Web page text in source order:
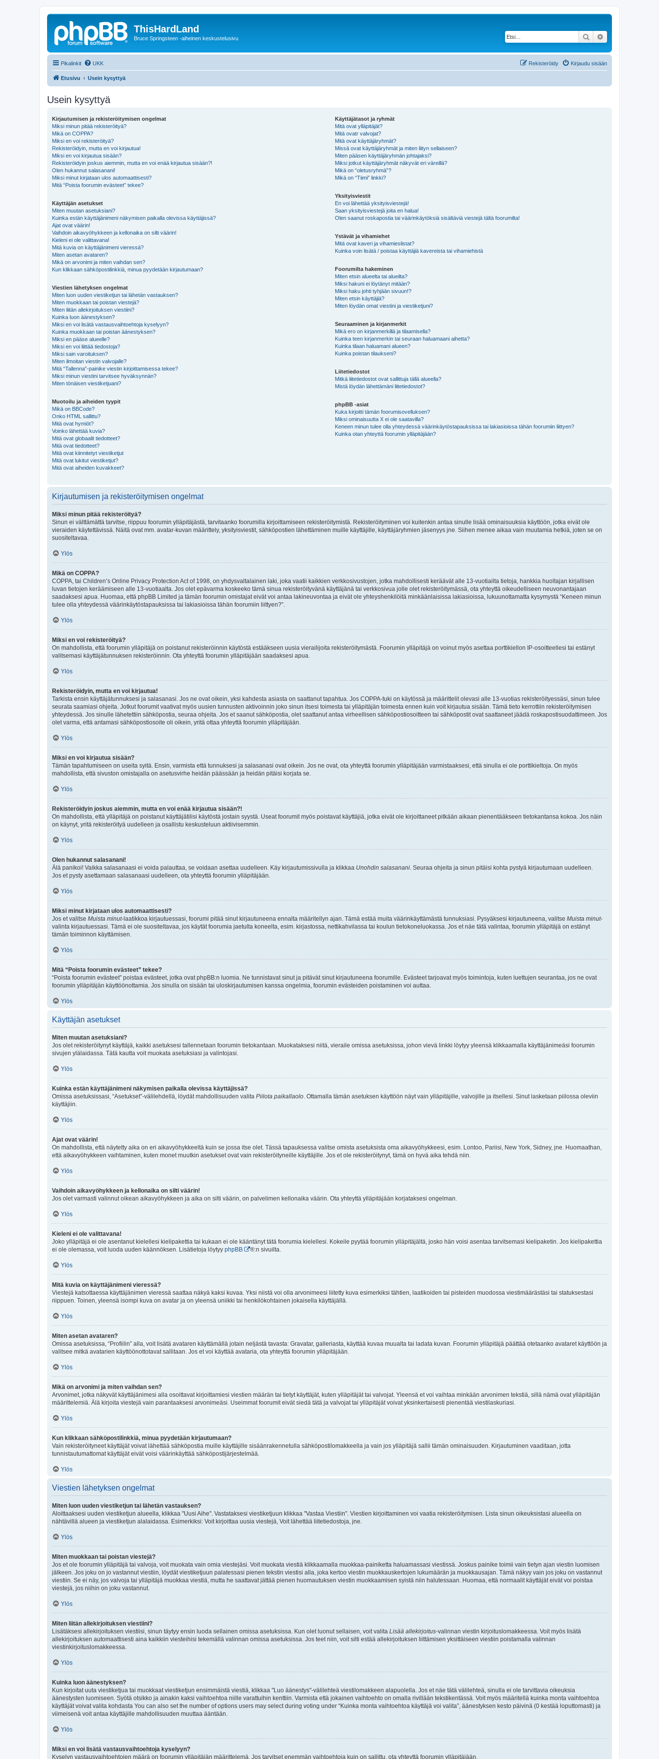
ThisHardLand
Bruce Springsteen -aiheinen keskustelusivu Etsi
Pikalinkit UKK Kirjaudu sisään
Rekisteröidy
Etusivu Usein kysyttyä
Usein kysyttyä
Kirjautumisen ja rekisteröitymisen ongelmat
Miksi minun pitää rekisteröityä?
Mikä on COPPA?
Miksi en voi rekisteröityä?
Rekisteröidyin, mutta en voi kirjautua!
Miksi en voi kirjautua sisään?
Rekisteröidyin joskus aiemmin, mutta en voi enää kirjautua sisään?!
Olen hukannut salasanani!
Miksi minut kirjataan ulos automaattisesti?
Mitä “Poista foorumin evästeet” tekee?
Käyttäjän asetukset
Miten muutan asetuksiani?
Kuinka estän käyttäjänimeni näkymisen paikalla olevissa käyttäjissä?
Ajat ovat väärin!
Vaihdoin aikavyöhykkeen ja kellonaika on silti väärin!
Kieleni ei ole valittavana!
Mitä kuvia on käyttäjänimeni vieressä?
Miten asetan avataren?
Mikä on arvonimi ja miten vaihdan sen?
Kun klikkaan sähköpostilinkkiä, minua pyydetään kirjautumaan?
Viestien lähetyksen ongelmat
Miten luon uuden viestiketjun tai lähetän vastauksen?
Miten muokkaan tai poistan viestejä?
Miten liitän allekirjoituksen viestiini?
Kuinka luon äänestyksen?
Miksi en voi lisätä vastausvaihtoehtoja kyselyyn?
Kuinka muokkaan tai poistan äänestyksen?
Miksi en pääse alueelle?
Miksi en voi liittää tiedostoja?
Miksi sain varoituksen?
Miten ilmoitan viestin valvojalle?
Mitä “Tallenna”-painike viestin kirjoittamisessa tekee?
Miksi minun viestini tarvitsee hyväksynnän?
Miten tönäisen viestiketjuani?
Muotoilu ja aiheiden tyypit
Mikä on BBCode?
Onko HTML sallittu?
Mitä ovat hymiöt?
Voinko lähettää kuvia?
Mitä ovat globaalit tiedotteet?
Mitä ovat tiedotteet?
Mitä ovat kiinnitetyt viestiketjut
Mitä ovat lukitut viestiketjut?
Mitä ovat aiheiden kuvakkeet?
Käyttäjätasot ja ryhmät
Mitä ovat ylläpitäjät?
Mitä ovatr valvojat?
Mitä ovat käyttäjäryhmät?
Missä ovat käyttäjäryhmät ja miten liityn sellaiseen?
Miten pääsen käyttäjäryhmän johtajaksi?
Miksi jotkut käyttäjäryhmät näkyvät eri väreillä?
Mikä on “oletusryhmä”?
Mikä on “Tiimi” linkki?
Yksityisviestit
En voi lähettää yksityisviestejä!
Saan yksityisviestejä joita en halua!
Olen saanut roskapostia tai väärinkäytöksiä sisältäviä viestejä tältä foorumilta!
Ystävät ja vihamiehet
Mitä ovat kaveri ja vihamieslistat?
Kuinka voin lisätä / poistaa käyttäjiä kavereista tai vihamiehistä
Foorumilta hakeminen
Miten etsin alueelta tai alueilta?
Miksi hakuni ei löytänyt mitään?
Miksi haku johti tyhjään sivuun!?
Miten etsin käyttäjiä?
Miten löydän omat viestini ja viestiketjuni?
Seuraaminen ja kirjanmerkit
Mikä ero on kirjanmerkillä ja tilaamisella?
Kuinka teen kirjanmerkin tai seuraan haluamaani aihetta?
Kuinka tilaan haluamani alueen?
Kuinka poistan tilaukseni?
Liitetiedostot
Mitkä liitetiedostot ovat sallittuja tällä alueella?
Mistä löydän lähettämäni liitetiedostot?
phpBB -asiat
Kuka kirjoitti tämän foorumisovelluksen?
Miksi ominaisuutta X ei ole saatavilla?
Keneen minun tulee olla yhteydessä väärinkäytöstapauksissa tai lakiasioissa tähän foorumiin liittyen?
Kuinka otan yhteyttä foorumin ylläpitäjään?
Kirjautumisen ja rekisteröitymisen ongelmat
Miksi minun pitää rekisteröityä?
Sinun ei välttämättä tarvitse, riippuu foorumin ylläpitäjästä, tarvitaanko foorumilla kirjoittamiseen rekisteröitymistä. Rekisteröityminen voi kuitenkin antaa sinulle lisää ominaisuuksia käyttöön, jotka eivät ole
vieraiden käytettävissä. Näitä ovat mm. avatar-kuvan määrittely, yksityisviestit, sähköpostien lähettäminen muille käyttäjille, käyttäjäryhmien jäsenyys jne. Siihen menee aikaa vain muutamia hetkiä, joten se on
suositeltavaa.
Ylös
Mikä on COPPA?
COPPA, tai Children’s Online Privacy Protection Act of 1998, on yhdysvaltalainen laki, joka vaatii kaikkien verkkosivustojen, jotka mahdollisesti keräävät alle 13-vuotiailta tietoja, hankkia huoltajan kirjallisen
luvan tietojen keräämiseen alle 13-vuotiaalta. Jos olet epävarma koskeeko tämä sinua rekisteröityvänä käyttäjänä tai verkkosivua jolle olet rekisteröitymässä, ota yhteyttä oikeudelliseen neuvonantajaan
saadaksesi apua. Huomaa, että phpBB Limited ja tämän foorumin omistajat eivät voi antaa lakineuvontaa ja eivät ole yhteyshenkilöitä minkäänlaisissa lakiasioissa, lukuunottamatta kysymystä “Keneen minun
tulee olla yhteydessä väärinkäytöstapauksissa tai lakiasioissa tähän foorumiin liittyen?”.
Ylös
Miksi en voi rekisteröityä?
On mahdollista, että foorumin ylläpitäjä on poistanut rekisteröinnin käytöstä estääkseen uusia vierailijoita rekisteröitymästä. Foorumin ylläpitäjä on voinut myös asettaa porttikiellon IP-osoitteellesi tai estänyt
valitsemasi käyttäjätunnuksen rekisteröinnin. Ota yhteyttä foorumin ylläpitäjään saadaksesi apua.
Ylös
Rekisteröidyin, mutta en voi kirjautua!
Tarkista ensin käyttäjätunnuksesi ja salasanasi. Jos ne ovat oikein, yksi kahdesta asiasta on saattanut tapahtua. Jos COPPA-tuki on käytössä ja määrittelit olevasi alle 13-vuotias rekisteröityessäsi, sinun tulee
seurata saamiasi ohjeita. Jotkut foorumit vaativat myös uusien tunnusten aktivoinnin joko sinun itsesi toimesta tai ylläpitäjän toimesta ennen kuin voit kirjautua sisään. Tämä tieto kerrottiin rekisteröitymisen
yhteydessä. Jos sinulle lähetettiin sähköpostia, seuraa ohjeita. Jos et saanut sähköpostia, olet saattanut antaa virheellisen sähköpostiosoitteen tai sähköpostit ovat saattaneet jäädä roskapostisuodattimeen. Jos
olet varma, että antamasi sähköpostiosoite oli oikein, yritä ottaa yhteyttä foorumin ylläpitäjään.
Ylös
Miksi en voi kirjautua sisään?
Tämän tapahtumiseen on useita syitä. Ensin, varmista että tunnuksesi ja salasanasi ovat oikein. Jos ne ovat, ota yhteyttä foorumin ylläpitäjään varmistaaksesi, että sinulla ei ole porttikieltoja. On myös
mahdollista, että sivuston omistajalla on asetusvirhe heidän päässään ja heidän pitäisi korjata se.
Ylös
Rekisteröidyin joskus aiemmin, mutta en voi enää kirjautua sisään?!
On mahdollista, että ylläpitäjä on poistanut käyttäjätilisi käytöstä jostain syystä. Useat foorumit myös poistavat käyttäjiä, jotka eivät ole kirjoittaneet pitkään aikaan pienentääkseen tietokantansa kokoa. Jos näin
on käynyt, yritä rekisteröityä uudelleen ja osallistu keskusteluun aktiivisemmin.
Ylös
Olen hukannut salasanani!
Älä panikoi! Vaikka salasanaasi ei voida palauttaa, se voidaan asettaa uudelleen. Käy kirjautumissivulla ja klikkaa Unohdin salasanani . Seuraa ohjeita ja sinun pitäisi kohta pystyä kirjautumaan uudelleen.
Jos et pysty asettamaan salasanaasi uudelleen, ota yhteyttä foorumin ylläpitäjään.
Ylös
Miksi minut kirjataan ulos automaattisesti?
Jos et valitse Muista minut-laatikkoa kirjautuessasi, foorumi pitää sinut kirjautuneena ennalta määritellyn ajan. Tämä estää muita väärinkäyttämästä tunnuksiasi. Pysyäksesi kirjautuneena, valitse Muista minut-
valinta kirjautuessasi. Tämä ei ole suositeltavaa, jos käytät foorumia jaetulta koneelta, esim. kirjastossa, nettikahvilassa tai koulun tietokoneluokassa. Jos et näe tätä valintaa, foorumin ylläpitäjä on estänyt
tämän toiminnon käyttämisen.
Ylös
Mitä “Poista foorumin evästeet” tekee?
“Poista foorumin evästeet” poistaa evästeet, jotka ovat phpBB:n luomia. Ne tunnistavat sinut ja pitävät sinut kirjautuneena foorumille. Evästeet tarjoavat myös toimintoja, kuten luettujen seurantaa, jos ne ovat
foorumin ylläpitäjän käyttöönottamia. Jos sinulla on sisään tai uloskirjautumisen kanssa ongelmia, foorumin evästeiden poistaminen voi auttaa.
Ylös
Käyttäjän asetukset
Miten muutan asetuksiani?
Jos olet rekisteröitynyt käyttäjä, kaikki asetuksesi tallennetaan foorumin tietokantaan. Muokataksesi niitä, vieraile omissa asetuksissa, johon vievä linkki löytyy yleensä klikkaamalla käyttäjänimeäsi foorumin
sivujen ylälaidassa. Tätä kautta voit muokata asetuksiasi ja valintojasi.
Ylös
Kuinka estän käyttäjänimeni näkymisen paikalla olevissa käyttäjissä?
Omissa asetuksissasi, “Asetukset”-välilehdellä, löydät mahdollisuuden valita Piilota paikallaolo . Ottamalla tämän asetuksen käyttöön näyt vain ylläpitäjille, valvojille ja itsellesi. Sinut lasketaan piilossa oleviin
käyttäjiin.
Ylös
Ajat ovat väärin!
On mahdollista, että näytetty aika on eri aikavyöhykkeeltä kuin se jossa itse olet. Tässä tapauksessa valitse omista asetuksista oma aikavyöhykkeesi, esim. Lontoo, Pariisi, New York, Sidney, jne. Huomaathan,
että aikavyöhykkeen vaihtaminen, kuten monet muutkin asetukset ovat vain rekisteröityneille käyttäjille. Jos et ole rekisteröitynyt, tämä on hyvä aika tehdä niin.
Ylös
Vaihdoin aikavyöhykkeen ja kellonaika on silti väärin!
Jos olet varmasti valinnut oikean aikavyöhykkeen ja aika on silti väärin, on palvelimen kellonaika väärin. Ota yhteyttä ylläpitäjään korjataksesi ongelman.
Ylös
Kieleni ei ole valittavana!
Joko ylläpitäjä ei ole asentanut kielellesi kielipakettia tai kukaan ei ole kääntänyt tätä foorumia kielellesi. Kokeile pyytää foorumin ylläpitäjältä, josko hän voisi asentaa tarvitsemasi kielipaketin. Jos kielipakettia
ei ole olemassa, voit luoda uuden käännöksen. Lisätietoja löytyy phpBB ®:n sivuilta.
Ylös
Mitä kuvia on käyttäjänimeni vieressä?
Viestejä katsottaessa käyttäjänimen vieressä saattaa näkyä kaksi kuvaa. Yksi niistä voi olla arvonimeesi liitetty kuva esimerkiksi tähtien, laatikoiden tai pisteiden muodossa viestimäärästäsi tai statuksestasi
riippuen. Toinen, yleensä isompi kuva on avatar ja on yleensä uniikki tai henkilökohtainen jokaisella käyttäjällä.
Ylös
Miten asetan avataren?
Omissa asetuksissa, “Profiilin” alla, voit lisätä avataren käyttämällä jotain neljästä tavasta: Gravatar, galleriasta, käyttää kuvaa muualta tai ladata kuvan. Foorumin ylläpitäjä päättää otetaanko avataret käyttöön ja
valitsee mitkä avatarien käyttöönottotavat sallitaan. Jos et voi käyttää avataria, ota yhteyttä foorumin ylläpitäjään.
Ylös
Mikä on arvonimi ja miten vaihdan sen?
Arvonimet, jotka näkyvät käyttäjänimesi alla osoittavat kirjoittamiesi viestien määrän tai tietyt käyttäjät, kuten ylläpitäjät tai valvojat. Yleensä et voi vaihtaa minkään arvonimen tekstiä, sillä nämä ovat ylläpitäjän
määrittelemiä. Älä kirjoita viestejä vain parantaaksesi arvonimeäsi. Useimmat foorumit eivät siedä tätä ja valvojat tai ylläpitäjät voivat yksinkertaisesti pienentää viestilaskuriasi.
Ylös
Kun klikkaan sähköpostilinkkiä, minua pyydetään kirjautumaan?
Vain rekisteröityneet käyttäjät voivat lähettää sähköpostia muille käyttäjille sisäänrakennetulla sähköpostilomakkeella ja vain jos ylläpitäjä sallii tämän ominaisuuden. Kirjautuminen vaaditaan, jotta
tunnistautumattomat käyttäjät eivät voisi väärinkäyttää sähköpostijärjestelmää.
Ylös
Viestien lähetyksen ongelmat
Miten luon uuden viestiketjun tai lähetän vastauksen?
Aloittaaksesi uuden viestiketjun alueella, klikkaa "Uusi Aihe". Vastataksesi viestiketjuun klikkaa "Vastaa Viestiin". Viestien kirjoittaminen voi vaatia rekisteröitymisen. Lista sinun oikeuksistasi alueella on
nähtävillä alueen ja viestiketjun alalaidassa. Esimerkiksi: Voit kirjoittaa uusia viestejä, Voit lähettää liitetiedostoja, jne.
Ylös
Miten muokkaan tai poistan viestejä?
Jos et ole foorumin ylläpitäjä tai valvoja, voit muokata vain omia viestejäsi. Voit muokata viestiä klikkaamalla muokkaa-painiketta haluamassasi viestissä. Joskus painike toimii vain tietyn ajan viestin luomisen
jälkeen. Jos joku on jo vastannut viestiin, löydät viestiketjuun palatessasi pienen tekstin viestisi alla, joka kertoo viestin muokkauskertojen lukumäärän ja muokkausajan. Tämä näkyy vain jos joku on vastannut
viestiin. Se ei näy, jos valvoja tai ylläpitäjä muokkaa viestiä, mutta he saattavat jättää pienen huomautuksen viestin muokkaamisen syistä niin halutessaan. Huomaa, että normaalit käyttäjät eivät voi poistaa
viestejä, jos niihin on joku vastannut.
Ylös
Miten liitän allekirjoituksen viestiini?
Lisätäksesi allekirjoituksen viestiisi, sinun täytyy ensin luoda sellainen omissa asetuksissa. Kun olet luonut sellaisen, voit valita Lisää allekirjoitus-valinnan viestin kirjoituslomakkeessa. Voit myös lisätä
allekirjoituksen automaattisesti aina kaikkiin viesteihisi tekemällä valinnan omissa asetuksissa. Jos teet niin, voit silti estää allekirjoituksen liittämisen yksittäiseen viestiin poistamalla valinnan
viestinkirjoituslomakkeessa.
Ylös
Kuinka luon äänestyksen?
Kun kirjoitat uuta viestiketjua tai muokkaat viestiketjun ensimmäistä viestiä, klikkaa "Luo äänestys"-välilehteä viestilomakkeen alapuolella. Jos et näe tätä välilehteä, sinulla ei ole tarvittavia oikeuksia
äänestysten luomiseen. Syötä otsikko ja ainakin kaksi vaihtoehtoa niille varattuihin kenttiin. Varmista että jokainen vaihtoehto on omalla rivillään tekstikentässä. Voit myös määritellä kuinka monta vaihtoehtoa
käyttäjät voivat valita kohdasta You can also set the number of options users may select during voting under “Kuinka monta vaihtoehtoa käyttäjä voi valita”, äänestyksen kesto päivinä (0 kestää loputtomasti) ja
viimeisenä voit antaa käyttäjille mahdollisuuden muuttaa ääntään.
Ylös
Miksi en voi lisätä vastausvaihtoehtoja kyselyyn?
Kyselyn vastausvaihtoehtojen määrä on foorumin ylläpitäjän määrittelemä. Jos tarvitset enemmän vaihtoehtoja kuin on sallittu, ota yhteyttä foorumin ylläpitäjään.